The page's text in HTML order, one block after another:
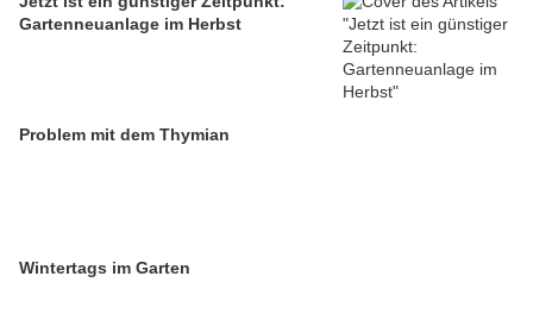
Gartenneuanlage im Herbst
Problem mit dem Thymian
Wintertags im Garten